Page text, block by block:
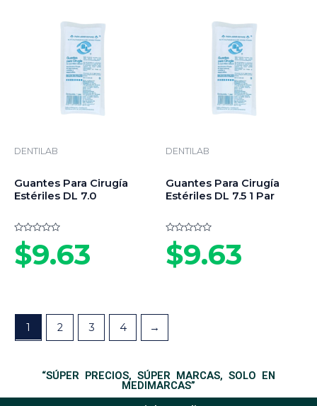
DENTILAB
Guantes Para Cirugía
Estériles DL 7.0
Valorado
en
0
de
$9.63
DENTILAB
Guantes Para Cirugía
Estériles DL 7.5 1 Par
Valorado
en
0
de
$9.63
1 2 3 4 →
“SÚPER PRECIOS, SÚPER MARCAS, SOLO EN
MEDIMARCAS”